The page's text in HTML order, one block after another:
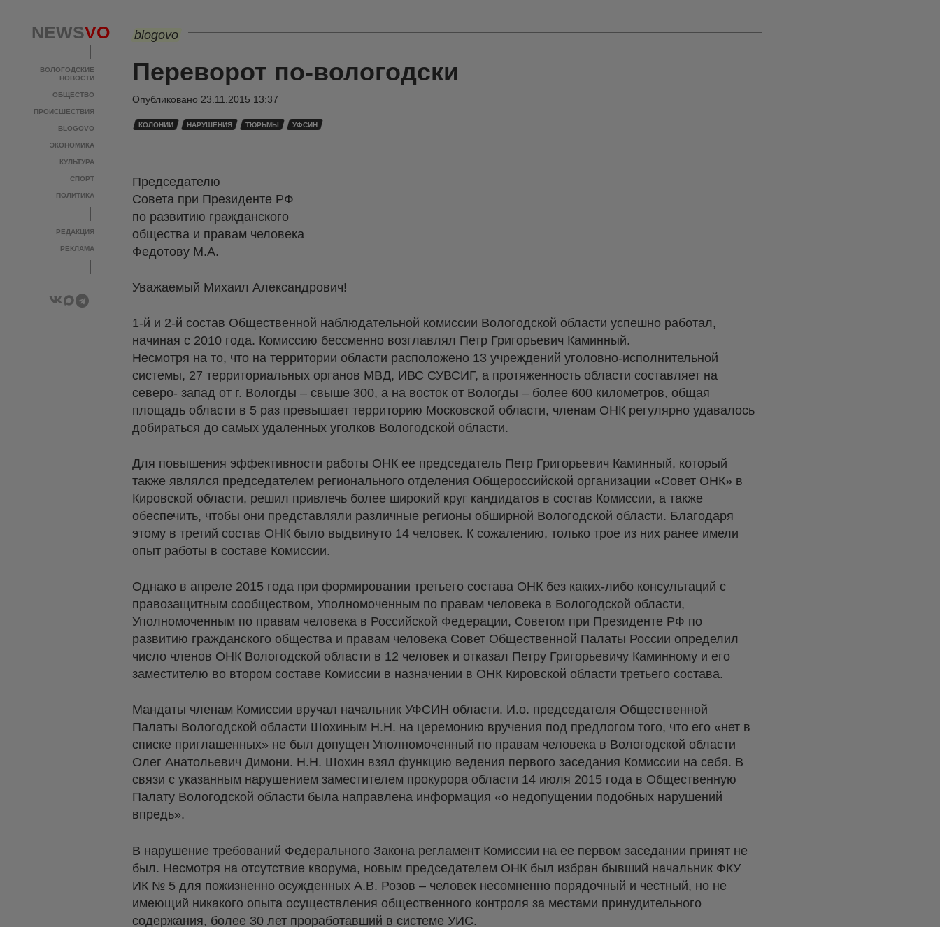
NEWSVO
ВОЛОГОДСКИЕ
НОВОСТИ
ОБЩЕСТВО
ПРОИСШЕСТВИЯ
BLOGOVO
ЭКОНОМИКА
КУЛЬТУРА
СПОРТ
ПОЛИТИКА
РЕДАКЦИЯ
РЕКЛАМА
blogovo
Переворот по-вологодски
Опубликовано 23.11.2015 13:37
КОЛОНИИ НАРУШЕНИЯ ТЮРЬМЫ УФСИН
Председателю
Совета при Президенте РФ
по развитию гражданского
общества и правам человека
Федотову М.А.
Уважаемый Михаил Александрович!
1-й и 2-й состав Общественной наблюдательной комиссии Вологодской области успешно работал,
начиная с 2010 года. Комиссию бессменно возглавлял Петр Григорьевич Каминный.
Несмотря на то, что на территории области расположено 13 учреждений уголовно-исполнительной
системы, 27 территориальных органов МВД, ИВС СУВСИГ, а протяженность области составляет на
северо- запад от г. Вологды – свыше 300, а на восток от Вологды – более 600 километров, общая
площадь области в 5 раз превышает территорию Московской области, членам ОНК регулярно удавалось
добираться до самых удаленных уголков Вологодской области.
Для повышения эффективности работы ОНК ее председатель Петр Григорьевич Каминный, который
также являлся председателем регионального отделения Общероссийской организации «Совет ОНК» в
Кировской области, решил привлечь более широкий круг кандидатов в состав Комиссии, а также
обеспечить, чтобы они представляли различные регионы обширной Вологодской области. Благодаря
этому в третий состав ОНК было выдвинуто 14 человек. К сожалению, только трое из них ранее имели
опыт работы в составе Комиссии.
Однако в апреле 2015 года при формировании третьего состава ОНК без каких-либо консультаций с
правозащитным сообществом, Уполномоченным по правам человека в Вологодской области,
Уполномоченным по правам человека в Российской Федерации, Советом при Президенте РФ по
развитию гражданского общества и правам человека Совет Общественной Палаты России определил
число членов ОНК Вологодской области в 12 человек и отказал Петру Григорьевичу Каминному и его
заместителю во втором составе Комиссии в назначении в ОНК Кировской области третьего состава.
Мандаты членам Комиссии вручал начальник УФСИН области. И.о. председателя Общественной
Палаты Вологодской области Шохиным Н.Н. на церемонию вручения под предлогом того, что его «нет в
списке приглашенных» не был допущен Уполномоченный по правам человека в Вологодской области
Олег Анатольевич Димони. Н.Н. Шохин взял функцию ведения первого заседания Комиссии на себя. В
связи с указанным нарушением заместителем прокурора области 14 июля 2015 года в Общественную
Палату Вологодской области была направлена информация «о недопущении подобных нарушений
впредь».
В нарушение требований Федерального Закона регламент Комиссии на ее первом заседании принят не
был. Несмотря на отсутствие кворума, новым председателем ОНК был избран бывший начальник ФКУ
ИК № 5 для пожизненно осужденных А.В. Розов – человек несомненно порядочный и честный, но не
имеющий никакого опыта осуществления общественного контроля за местами принудительного
содержания, более 30 лет проработавший в системе УИС.